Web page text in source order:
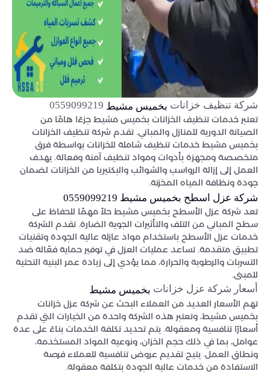
شركة تنظيف خزانات بخميس مشيط
تعتبر خدمات تنظيف الخزانات بخميس مشيط جزءًا هامًا من
الصيانة الدورية للمنازل والمباني. تقدم شركة تنظيف الخزانات
بخميس مشيط خدمات تنظيف شاملة للخزانات بواسطة فرق
متخصصة ومجهزة بأدوات ومواد تنظيف آمنة وفعالة. يهدف
العمل إلى إزالة الرواسب والشوائب والبكتيريا من الخزانات لضمان
جودة ونظافة المياه المخزنة.
شركة عزل اسطح بخميس مشيط 0559099219
تعد شركة عزل الأسطح بخميس مشيط حلاً مهمًا للحفاظ على
سطح المباني من التلف والتأثيرات الجوية الضارة. تقدم الشركة
خدمات عزل الأسطح باستخدام مواد عازلة عالية الجودة وتقنيات
تطبيق متقدمة. تساعد عمليات العزل في توفير حماية فعّالة ضد
التسربات والرطوبة والحرارة، مما يؤدي إلى زيادة عمر البنية التحتية
للمبنى.
أسعار شركة عزل خزانات بخميس مشيط
تهم الأسعار العديد من العملاء البحث عن شركة عزل خزانات
بخميس مشيط، وتعتبر هذه الشركة واحدة من الخيارات التي تقدم
أسعارًا تنافسية ومعقولة. يتم تحديد تكلفة الخدمات بناءً على عدة
عوامل، بما في ذلك حجم الخزان، ونوعية المواد المستخدمة،
ونطاق العمل. يتيح تقديم عروض تنافسية للعملاء فرصة
الاستفادة من خدمات عالية الجودة بتكلفة معقولة.